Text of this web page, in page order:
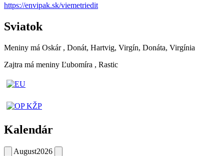
https://envipak.sk/viemetriedit
Sviatok
Meniny má Oskár , Donát, Hartvig, Virgín, Donáta, Virgínia
Zajtra má meniny Ľubomíra , Rastic
Kalendár
August2026